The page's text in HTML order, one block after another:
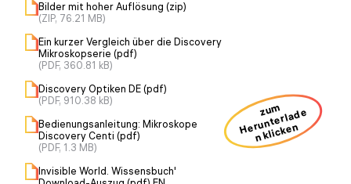
Bilder mit hoher Auflösung (zip)
(ZIP, 76.21 MB)
Ein kurzer Vergleich über die Discovery
Mikroskopserie (pdf)
(PDF, 360.81 kB)
Discovery Optiken DE (pdf)
(PDF, 910.38 kB)
Bedienungsanleitung: Mikroskope
Discovery Centi (pdf)
(PDF, 1.3 MB)
Invisible World. Wissensbuch'
zum
H
er
u
nt
erl
a
d
e
n kli
ck
e
n